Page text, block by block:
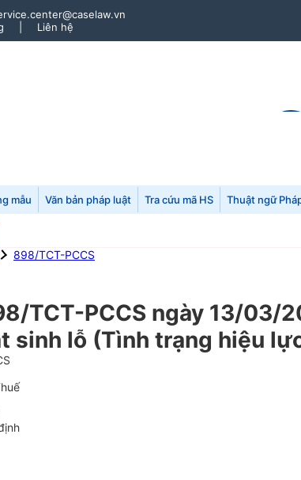
Liên hệ
mẫu Văn bản pháp luật Tra cứu mã HS Thuật ngữ
898/TCT-PCCS
TCT-PCCS ngày 13/03/
sinh lỗ (Tình trạng hiệu